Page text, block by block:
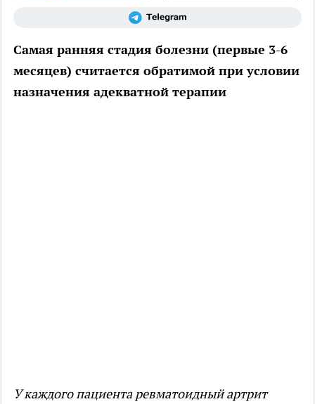
Самая ранняя стадия болезни (первые 3-6
месяцев) считается обратимой при условии
назначения адекватной терапии
У каждого пациента ревматоидный артрит